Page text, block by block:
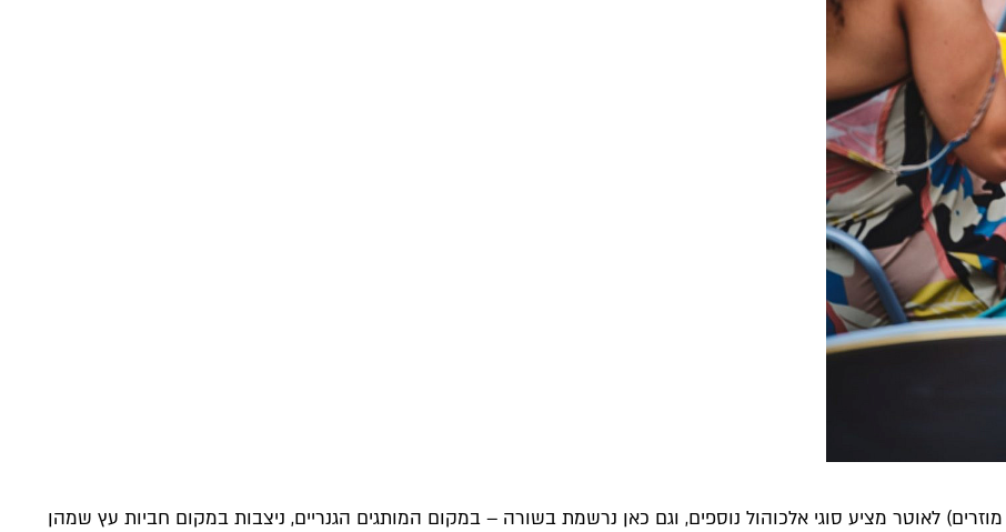
לאוטר מציע סוגי אלכוהול נוספים, וגם כאן נרשמת בשורה – במקום המותגים הגנריים, ניצבות במקום חביות עץ שמהן